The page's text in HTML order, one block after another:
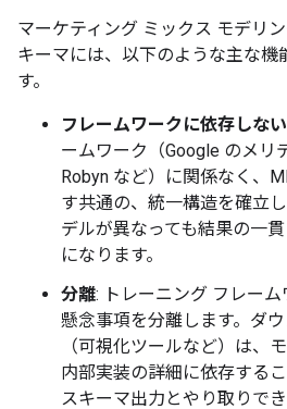
マーケティング ミックス モデリ
キーマには、以下のような主な機
す。
フレームワークに依存しな
ームワーク（Google のメリ
Robyn など）に関係なく、
す共通の、統一構造を確立
デルが異なっても結果の一
になります。
分離: トレーニング フレー
懸念事項を分離します。ダ
（可視化ツールなど）は、
内部実装の詳細に依存する
スキーマ出力とやり取りでき